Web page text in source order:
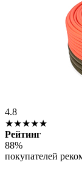
4.8
★★★★★
Рейтинг
88%
покупателей